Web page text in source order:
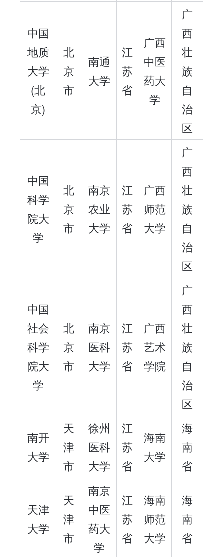
中国
地质
大学
(北
京)
北
京
市
南通
大学
江
苏
省
广西
中医
药大
学
广
西
壮
族
自
治
区
中国
科学
院大
学
北
京
市
南京
农业
大学
江
苏
省
广西
师范
大学
广
西
壮
族
自
治
区
中国
社会
科学
院大
学
北
京
市
南京
医科
大学
江
苏
省
广西
艺术
学院
广
西
壮
族
自
治
区
南开
大学
天
津
市
徐州
医科
大学
江
苏
省
海南
大学
海
南
省
天津
大学
天
津
市
南京
中医
药大
学
江
苏
省
海南
师范
大学
海
南
省